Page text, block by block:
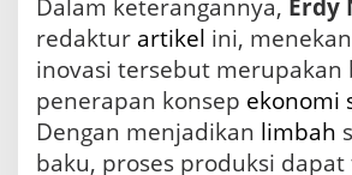
a
a
n
B
a
k
a
Dalam keterangannya, Erdy
redaktur artikel ini,
inovasi tersebut merupakan
penerapan konsep ekonomi
Dengan menjadikan limbah
baku, proses produksi